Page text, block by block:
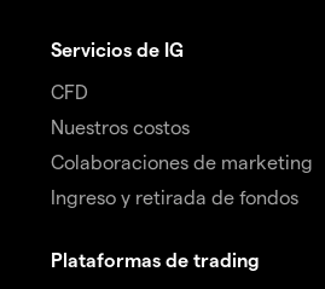
Servicios de IG
CFD
Nuestros costos
Colaboraciones de marketing
Ingreso y retirada de fondos
Plataformas de trading